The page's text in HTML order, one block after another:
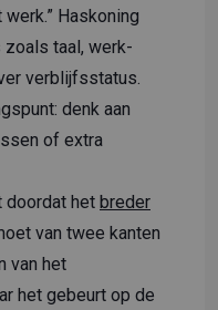
Haskoning
taal, werk-
verblijfsstatus.
denk aan
of extra
doordat het breder
van twee kanten
van het
het gebeurt op de